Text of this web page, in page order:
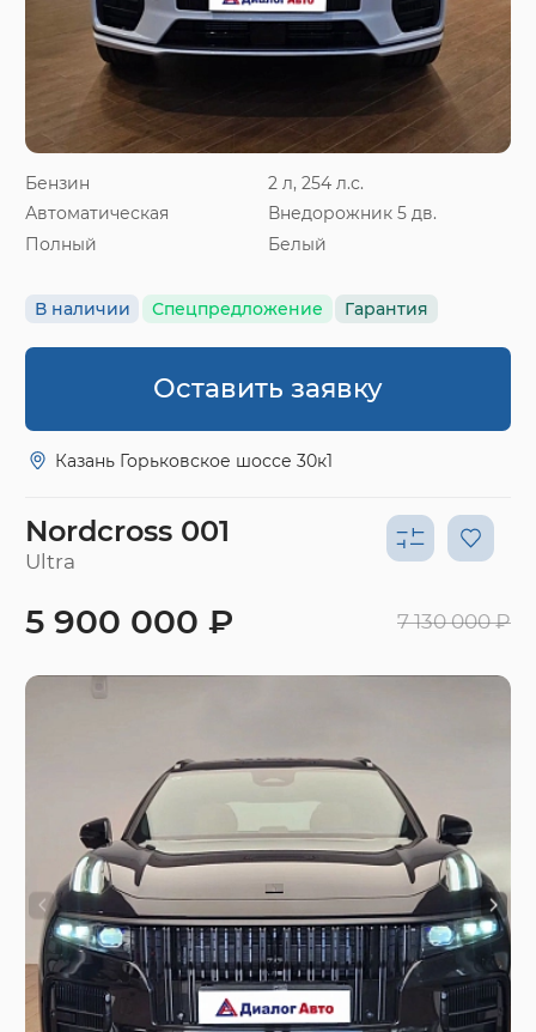
Бензин
2 л, 254 л.с.
Автоматическая
Внедорожник 5 дв.
Полный
Белый
В наличии Спецпредложение Гарантия
Оставить заявку
Казань Горьковское шоссе 30к1
Nordcross 001
Ultra
5 900 000 ₽ 7 130 000 ₽